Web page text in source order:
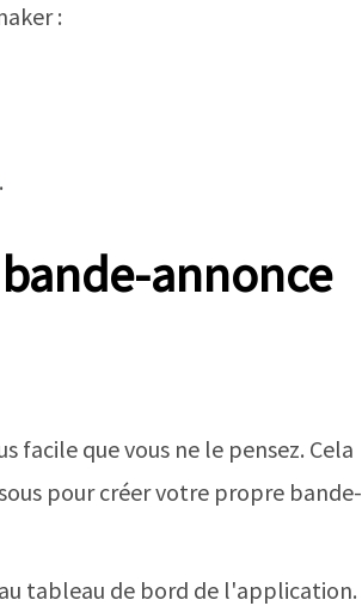
:
annonce
facile que vous ne le pensez. Cela
pour créer votre propre bande-
tableau de bord de l'application.